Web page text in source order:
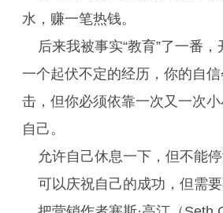
水，赚一笔热钱。
后来我被事实“教育”了一番
一个起伏不定的经历，你的自
击，但你必须依靠一次又一次
自己。
允许自己休息一下，但不能停
可以庆祝自己的成功，但需要